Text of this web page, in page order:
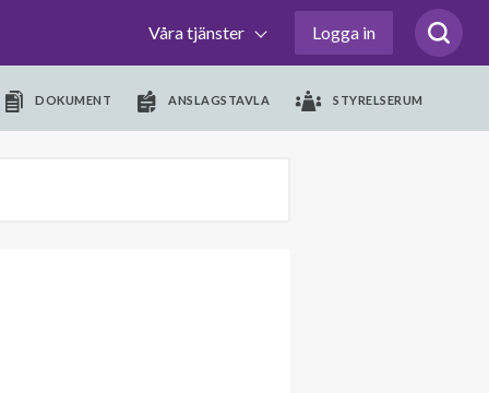
Våra tjänster Logga in
DOKUMENT ANSLAGSTAVLA STYRELSERUM